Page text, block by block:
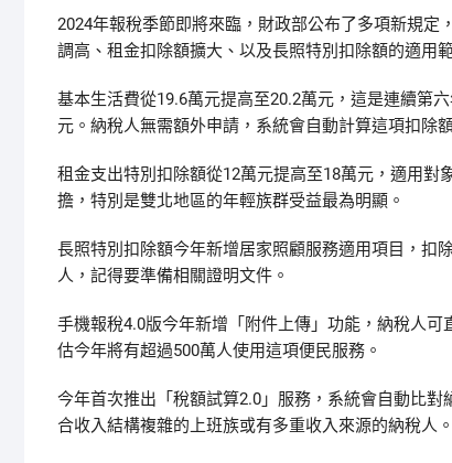
2024年報稅季節即將來臨，財政部公布了多項新規
調高、租金扣除額擴大、以及長照特別扣除額的適用
基本生活費從19.6萬元提高至20.2萬元，這是連續第
元。納稅人無需額外申請，系統會自動計算這項扣除
租金支出特別扣除額從12萬元提高至18萬元，適用
擔，特別是雙北地區的年輕族群受益最為明顯。
長照特別扣除額今年新增居家照顧服務適用項目，扣
人，記得要準備相關證明文件。
手機報稅4.0版今年新增「附件上傳」功能，納稅人
估今年將有超過500萬人使用這項便民服務。
今年首次推出「稅額試算2.0」服務，系統會自動比
合收入結構複雜的上班族或有多重收入來源的納稅人。